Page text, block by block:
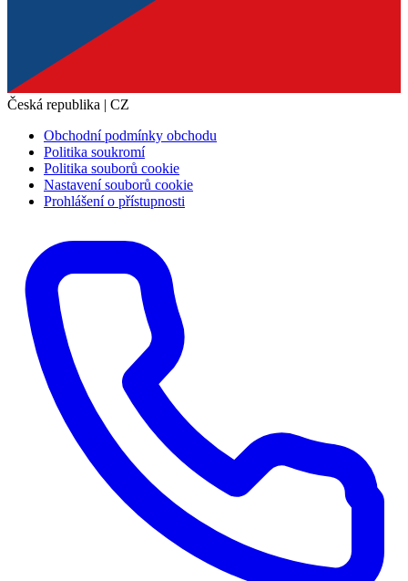
Česká republika | CZ
Obchodní podmínky obchodu
Politika soukromí
Politika souborů cookie
Nastavení souborů cookie
Prohlášení o přístupnosti